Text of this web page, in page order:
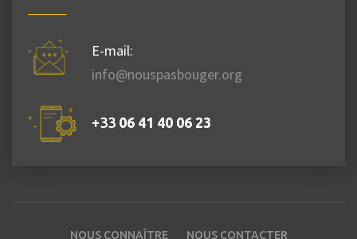
E-mail:
info@nouspasbouger.org
+33 06 41 40 06 23
NOUS CONNAÎTRE NOUS CONTACTER